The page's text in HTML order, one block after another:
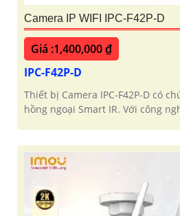
Camera IP WIFI IPC-F42P-D
Giá :1,400,000 ₫
IPC-F42P-D
Thiết bị Camera IPC-F42P-D có
hồng ngoại Smart IR. Với công